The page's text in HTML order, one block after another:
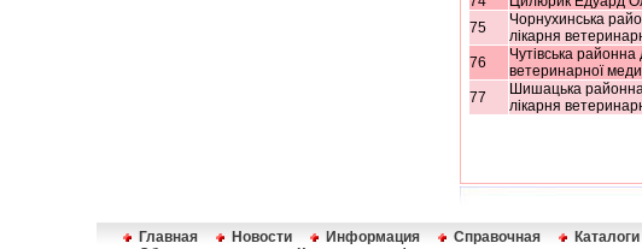
75
Чорнухинська
лікарня
76
Чутівська
ветеринарної
77
Шишацька
лікарня
Главная Новости Информация Справочная Каталоги